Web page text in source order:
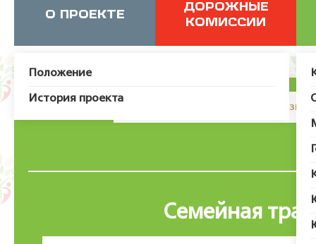
О ПРОЕКТЕ
Положение
История проекта
ДОРОЖНЫЕ
КОМИССИИ
JUser: :_load: Не удалось
Семейная